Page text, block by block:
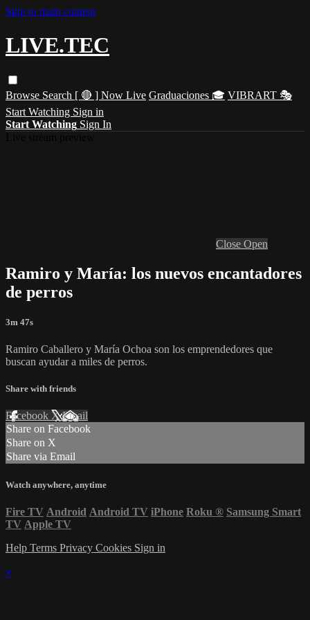
Skip to main content
LIVE.TEC
Browse Search [ 🔴 ] Now Live Graduaciones 🎓 VIBRART 🎭
Start Watching Sign in
Start Watching Sign In
Close Open
Ramiro y María: los nuevos encantadores
de perros
3m 47s
Ramiro Caballero y María Ochoa son los emprendedores que
buscan ayudar a miles de perros.
Share with friends
Facebook XEmail
Share on Facebook
Share on X
Share via Email
Watch anywhere, anytime
Fire TV Android Android TV iPhone Roku ® Samsung Smart
TV Apple TV
Help Terms Privacy Cookies Sign in
×